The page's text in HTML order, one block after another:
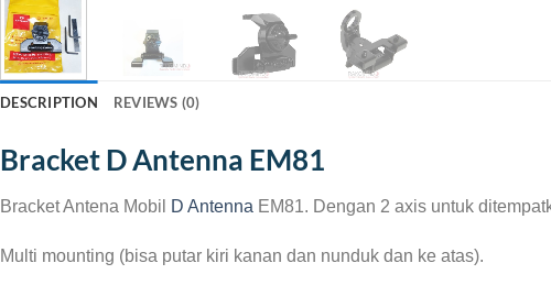
DESCRIPTION REVIEWS (0)
Bracket D Antenna EM81
Bracket Antena Mobil D Antenna EM81. Dengan 2 axis untuk
Multi mounting (bisa putar kiri kanan dan nunduk dan ke atas).